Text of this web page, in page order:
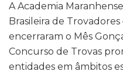
A Academia
Brasileira de Trovadores
encerraram o Mês
Concurso de Trovas
entidades em âmbitos